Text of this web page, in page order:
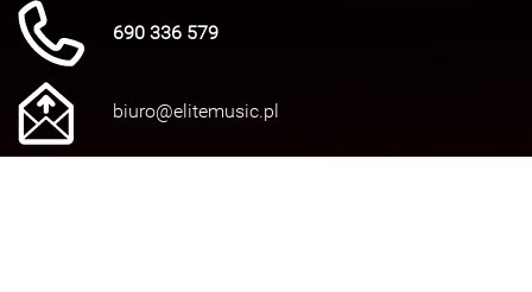
690 336 579
biuro@elitemusic.pl